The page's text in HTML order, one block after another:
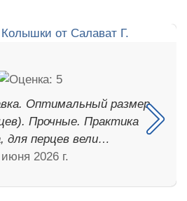
Оптимальный размер
Прочные. Практика
для перцев вели…
2026 г.